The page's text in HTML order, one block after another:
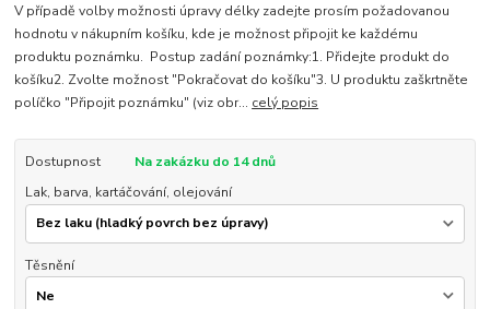
V případě volby možnosti úpravy délky zadejte prosím požadovanou
hodnotu v nákupním košíku, kde je možnost připojit ke každému
produktu poznámku. Postup zadání poznámky:1. Přidejte produkt do
košíku2. Zvolte možnost "Pokračovat do košíku"3. U produktu zaškrtněte
políčko "Připojit poznámku" (viz obr... celý popis
Dostupnost
Na zakázku do 14 dnů
Lak, barva, kartáčování, olejování
Těsnění